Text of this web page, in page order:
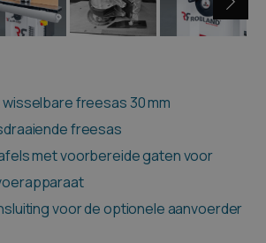
freesas 30 mm
freesas
met voorbereide gaten voor
voor de optionele aanvoerder